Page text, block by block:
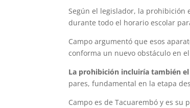
Según el legislador, la prohibición
durante todo el horario escolar
Campo argumentó que esos
conforma un nuevo obstáculo en
La prohibición incluiría también el
pares, fundamental en la etapa
Campo es de Tacuarembó y es